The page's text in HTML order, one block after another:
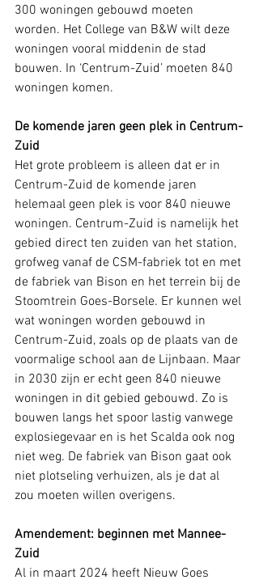
300 woningen gebouwd moeten
worden. Het College van B&W wilt deze
woningen vooral middenin de stad
bouwen. In ‘Centrum-Zuid’ moeten 840
woningen komen.
De komende jaren geen plek in Centrum-
Zuid
Het grote probleem is alleen dat er in
Centrum-Zuid de komende jaren
helemaal geen plek is voor 840 nieuwe
woningen. Centrum-Zuid is namelijk het
gebied direct ten zuiden van het station,
grofweg vanaf de CSM-fabriek tot en met
de fabriek van Bison en het terrein bij de
Stoomtrein Goes-Borsele. Er kunnen wel
wat woningen worden gebouwd in
Centrum-Zuid, zoals op de plaats van de
voormalige school aan de Lijnbaan. Maar
in 2030 zijn er echt geen 840 nieuwe
woningen in dit gebied gebouwd. Zo is
bouwen langs het spoor lastig vanwege
explosiegevaar en is het Scalda ook nog
niet weg. De fabriek van Bison gaat ook
niet plotseling verhuizen, als je dat al
zou moeten willen overigens.
Amendement: beginnen met Mannee-
Zuid
Al in maart 2024 heeft Nieuw Goes